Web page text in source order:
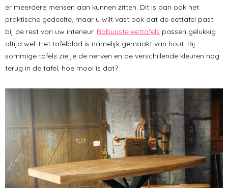
er meerdere mensen aan kunnen zitten. Dit is dan ook het
praktische gedeelte, maar u wilt vast ook dat de eettafel past
bij de rest van uw interieur. Robuuste eettafels passen gelukkig
altijd wel. Het tafelblad is namelijk gemaakt van hout. Bij
sommige tafels zie je de nerven en de verschillende kleuren nog
terug in de tafel, hoe mooi is dat?